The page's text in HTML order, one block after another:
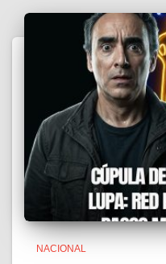
NACIONAL